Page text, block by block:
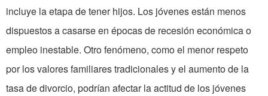
incluye la etapa de tener hijos. Los jóvenes están menos
dispuestos a casarse en épocas de recesión económica o
empleo inestable. Otro fenómeno, comoel menor respeto
por los valores familiares tradicionales y el aumento de la
tasa de divorcio, podrían afectar la actitud de los jóvenes